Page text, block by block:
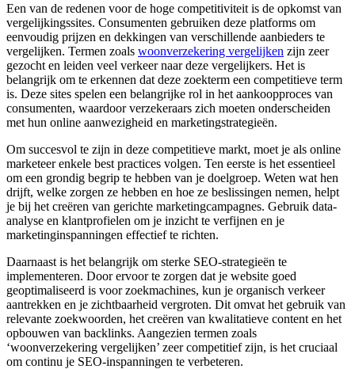
Een van de redenen voor de hoge competitiviteit is de opkomst van
vergelijkingssites. Consumenten gebruiken deze platforms om
eenvoudig prijzen en dekkingen van verschillende aanbieders te
vergelijken. Termen zoals woonverzekering vergelijken zijn zeer
gezocht en leiden veel verkeer naar deze vergelijkers. Het is
belangrijk om te erkennen dat deze zoekterm een competitieve term
is. Deze sites spelen een belangrijke rol in het aankoopproces van
consumenten, waardoor verzekeraars zich moeten onderscheiden
met hun online aanwezigheid en marketingstrategieën.
Om succesvol te zijn in deze competitieve markt, moet je als online
marketeer enkele best practices volgen. Ten eerste is het essentieel
om een grondig begrip te hebben van je doelgroep. Weten wat hen
drijft, welke zorgen ze hebben en hoe ze beslissingen nemen, helpt
je bij het creëren van gerichte marketingcampagnes. Gebruik data-
analyse en klantprofielen om je inzicht te verfijnen en je
marketinginspanningen effectief te richten.
Daarnaast is het belangrijk om sterke SEO-strategieën te
implementeren. Door ervoor te zorgen dat je website goed
geoptimaliseerd is voor zoekmachines, kun je organisch verkeer
aantrekken en je zichtbaarheid vergroten. Dit omvat het gebruik van
relevante zoekwoorden, het creëren van kwalitatieve content en het
opbouwen van backlinks. Aangezien termen zoals
‘woonverzekering vergelijken’ zeer competitief zijn, is het cruciaal
om continu je SEO-inspanningen te verbeteren.